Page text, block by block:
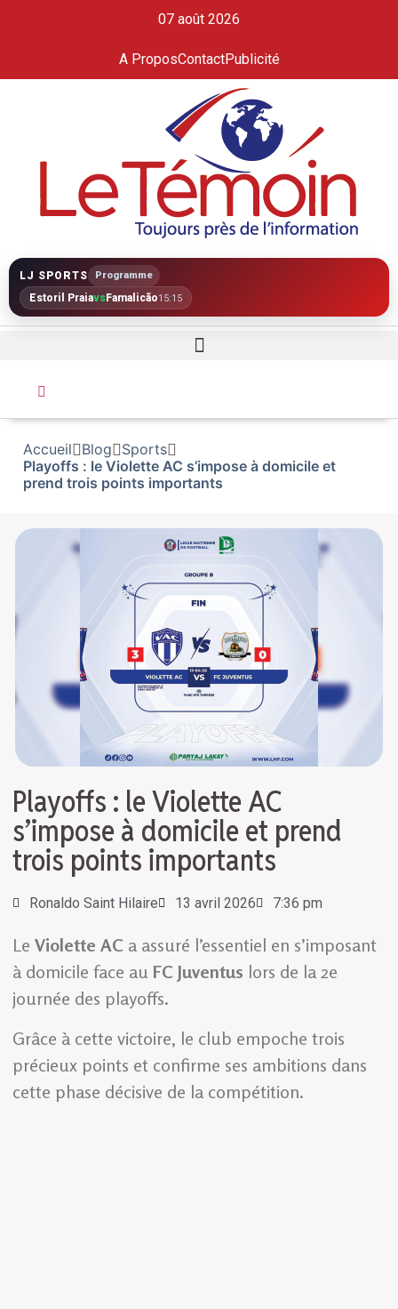
07 août 2026
A ProposContactPublicité
LJ SPORTS Programme
Estoril PraiavsFamalicão15:15
Accueil Blog
Sports
Playoffs : le Violette AC s’impose à domicile et
prend trois points importants
Playoffs : le Violette AC
s’impose à domicile et prend
trois points importants
Ronaldo Saint Hilaire 13 avril 2026 7:36 pm
Le Violette AC a assuré l’essentiel en s’imposant
à domicile face au FC Juventus lors de la 2e
journée des playoffs.
Grâce à cette victoire, le club empoche trois
précieux points et confirme ses ambitions dans
cette phase décisive de la compétition.